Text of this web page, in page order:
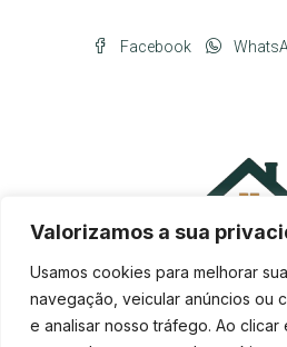
Valorizamos a sua
Usamos cookies para melhorar
navegação, veicular anúncios ou
e analisar nosso tráfego. Ao clicar
Facebook